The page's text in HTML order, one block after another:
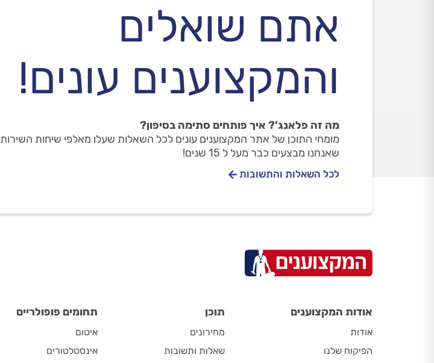
אתם שואלים
והמקצוענים עונים!
מה זה פלאנג’? איך פותחים סתימה בסיפון?
מומחי התוכן של אתר המקצוענים עונים לכל השאלות שעלו מאלפי שיחות השירות
שאנחנו מבצעים כבר מעל ל 15 שנים!
לכל השאלות והתשובות
אודות המקצוענים
אודות
הפיקוח שלנו
תוכן
מחירונים
שאלות ותשובות
תחומים פופולריים
איטום
אינסטלטורים